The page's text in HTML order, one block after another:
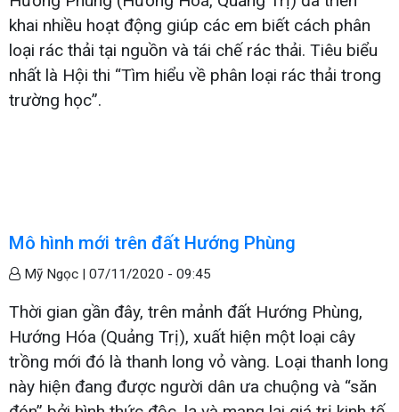
khai nhiều hoạt động giúp các em biết cách phân
loại rác thải tại nguồn và tái chế rác thải. Tiêu biểu
nhất là Hội thi “Tìm hiểu về phân loại rác thải trong
trường học”.
Mô hình mới trên đất Hướng Phùng
Mỹ Ngọc | 07/11/2020 - 09:45
Thời gian gần đây, trên mảnh đất Hướng Phùng,
Hướng Hóa (Quảng Trị), xuất hiện một loại cây
trồng mới đó là thanh long vỏ vàng. Loại thanh long
này hiện đang được người dân ưa chuộng và “săn